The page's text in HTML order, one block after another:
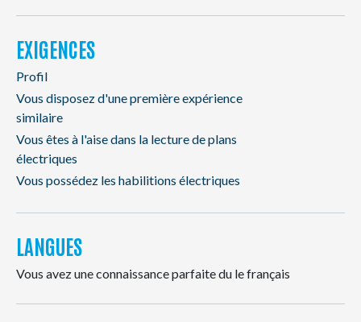
EXIGENCES
Profil
Vous disposez d'une première expérience
similaire
Vous êtes à l'aise dans la lecture de plans
électriques
Vous possédez les habilitions électriques
LANGUES
Vous avez une connaissance parfaite du le français